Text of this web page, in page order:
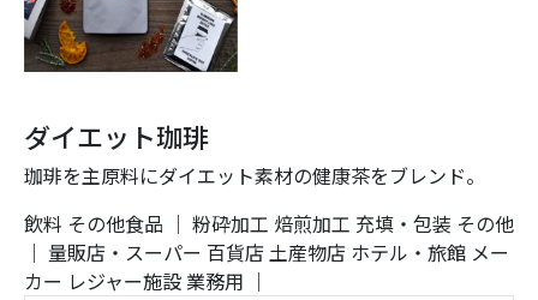
ダイエット珈琲
珈琲を主原料にダイエット素材の健康茶をブレンド。
飲料 その他食品 ｜ 粉砕加工 焙煎加工 充填・包装 その他
｜ 量販店・スーパー 百貨店土産物店 ホテル・旅館 メー
カー レジャー施設業務用 ｜